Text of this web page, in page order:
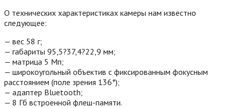
О технических характеристиках камеры нам известно
следующее:
— вес 58 г;
— габариты 95,5?37,4?22,9 мм;
— матрица 5 Мп;
— широкоугольный объектив с фиксированным фокусным
расстоянием (поле зрения 136°);
— адаптер Bluetooth;
— 8 Гб встроенной флеш-памяти.